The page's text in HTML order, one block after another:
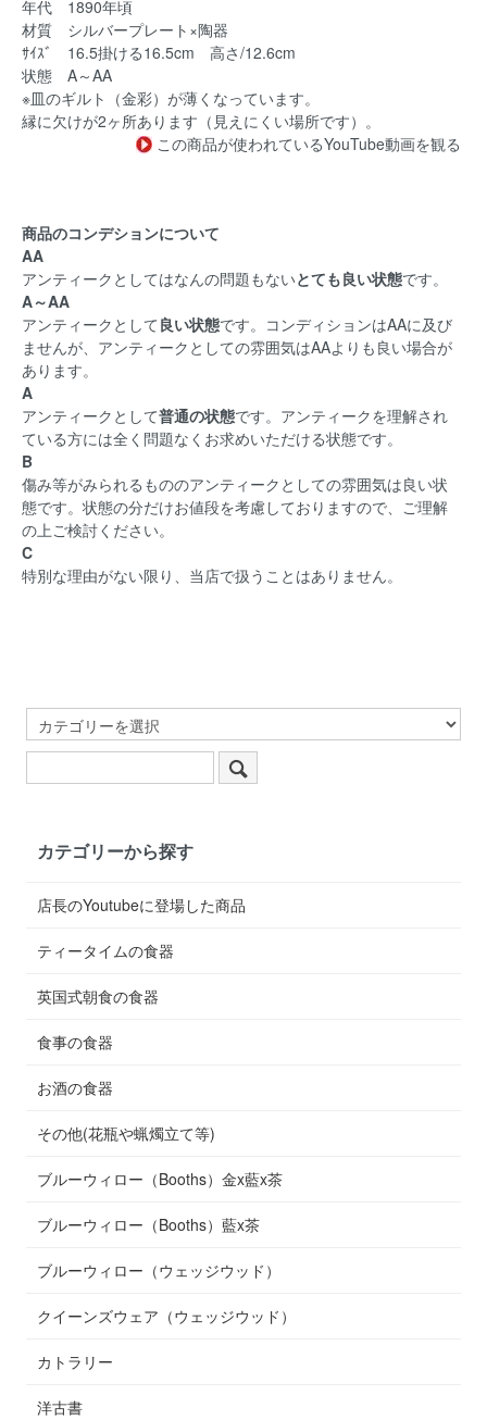
年代 1890年頃
材質 シルバープレート×陶器
ｻｲｽﾞ 16.5掛ける16.5cm 高さ/12.6cm
状態 A～AA
※皿のギルト（金彩）が薄くなっています。
縁に欠けが2ヶ所あります（見えにくい場所です）。
この商品が使われているYouTube動画を観る
商品のコンデションについて
AA
アンティークとしてはなんの問題もないとても良い状態です。
A～AA
アンティークとして 良い状態です。コンディションはAAに及び
ませんが、アンティークとしての雰囲気はAAよりも良い場合が
あります。
A
アンティークとして普通の状態です。アンティークを理解され
ている方には全く問題なくお求めいただける状態です。
B
傷み等がみられるもののアンティークとしての雰囲気は良い状
態です。状態の分だけお値段を考慮しておりますので、ご理解
の上ご検討ください。
C
特別な理由がない限り、当店で扱うことはありません。
カテゴリーから探す
店長のYoutubeに登場した商品
ティータイムの食器
英国式朝食の食器
食事の食器
お酒の食器
その他(花瓶や蝋燭立て等)
ブルーウィロー（Booths）金x藍x茶
ブルーウィロー（Booths）藍x茶
ブルーウィロー（ウェッジウッド）
クイーンズウェア（ウェッジウッド）
カトラリー
洋古書